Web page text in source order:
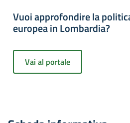
Vuoi approfondire la
europea in Lombardia?
Vai al portale